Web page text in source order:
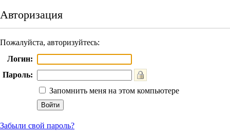
Авторизация
Пожалуйста, авторизуйтесь:
Логин:
Пароль:
Запомнить меня на этом компьютере
Забыли свой пароль?